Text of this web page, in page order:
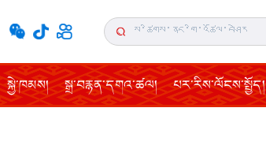
སྐྱེ་ཁམས། སྒྲ་བརྙན་དགའ་ཚལ། པར་རིས་ལོངས་སྤྱོད།